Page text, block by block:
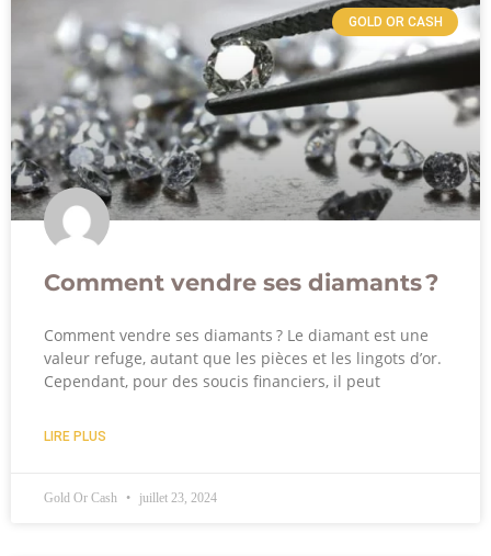
GOLD OR CASH
Comment vendre ses diamants ?
Comment vendre ses diamants ? Le diamant est une
valeur refuge, autant que les pièces et les lingots d’or.
Cependant, pour des soucis financiers, il peut
LIRE PLUS
Gold Or Cash juillet 23, 2024